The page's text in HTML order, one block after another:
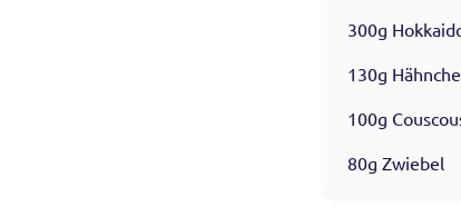
300g
130g
100g
80g Zwiebel